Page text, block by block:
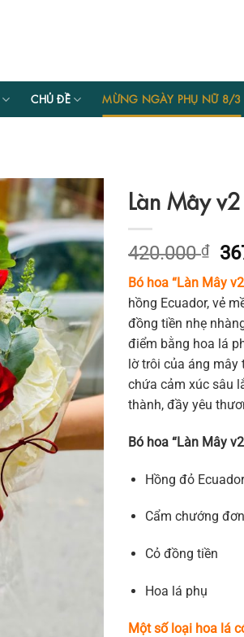
CHỦ ĐỀ MỪNG NGÀY PHỤ NỮ 8/3
Làn Mây v2
420.000₫
là:
Bó hoa “Làn Mây
hồng Ecuador, vẻ
đồng tiền nhẹ
điểm bằng hoa lá
lờ trôi của áng mây
chứa cảm xúc sâu
thành, đầy yêu
Bó hoa “Làn Mây
Hồng đỏ Ecuador
Cẩm chướng
Cỏ đồng tiền
Hoa lá phụ
Một số loại hoa lá